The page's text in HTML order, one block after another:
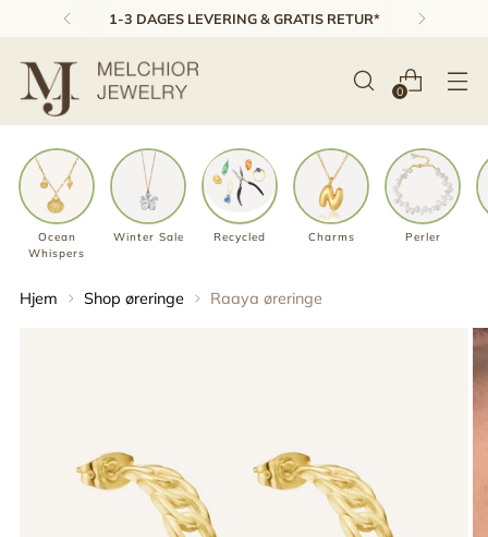
1-3 DAGES LEVERING & GRATIS RETUR*
0
Ocean
Whispers
Winter Sale Recycled Charms Perler
Hjem Shop øreringe Raaya øreringe